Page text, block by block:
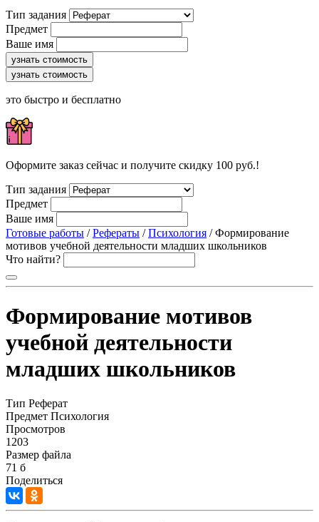
Тип задания
Предмет
Ваше имя
узнать стоимость
узнать стоимость
это быстро и бесплатно
Оформите заказ сейчас и получите скидку 100 руб.!
Тип задания
Предмет
Ваше имя
Готовые работы /Рефераты /Психология / Формирование
мотивов учебной деятельности младших школьников
Что найти?
Формирование мотивов
учебной деятельности
младших школьников
Тип Реферат
Предмет Психология
Просмотров
1203
Размер файла
71 б
Поделиться